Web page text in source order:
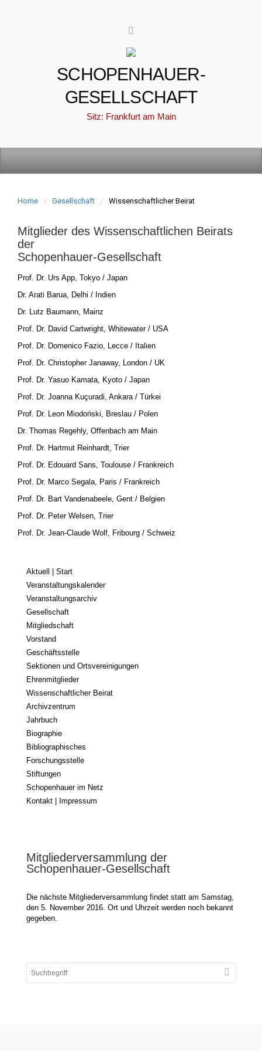
SCHOPENHAUER-
GESELLSCHAFT
Sitz: Frankfurt am Main
Home Gesellschaft Wissenschaftlicher Beirat
Mitglieder des Wissenschaftlichen Beirats
der
Schopenhauer-Gesellschaft
Prof. Dr. Urs App, Tokyo / Japan
Dr. Arati Barua, Delhi / Indien
Dr. Lutz Baumann, Mainz
Prof. Dr. David Cartwright, Whitewater / USA
Prof. Dr. Domenico Fazio, Lecce / Italien
Prof. Dr. Christopher Janaway, London / UK
Prof. Dr. Yasuo Kamata, Kyoto / Japan
Prof. Dr. Joanna Kuçuradi, Ankara / Türkei
Prof. Dr. Leon Miodoński, Breslau / Polen
Dr. Thomas Regehly, Offenbach am Main
Prof. Dr. Hartmut Reinhardt, Trier
Prof. Dr. Edouard Sans, Toulouse / Frankreich
Prof. Dr. Marco Segala, Paris / Frankreich
Prof. Dr. Bart Vandenabeele, Gent / Belgien
Prof. Dr. Peter Welsen, Trier
Prof. Dr. Jean-Claude Wolf, Fribourg / Schweiz
Aktuell | Start
Veranstaltungskalender
Veranstaltungsarchiv
Gesellschaft
Mitgliedschaft
Vorstand
Geschäftsstelle
Sektionen und Ortsvereinigungen
Ehrenmitglieder
Wissenschaftlicher Beirat
Archivzentrum
Jahrbuch
Biographie
Bibliographisches
Forschungsstelle
Stiftungen
Schopenhauer im Netz
Kontakt | Impressum
Mitgliederversammlung der
Schopenhauer-Gesellschaft
Die nächste Mitgliederversammlung findet statt am Samstag,
den 5. November 2016. Ort und Uhrzeit werden noch bekannt
gegeben.